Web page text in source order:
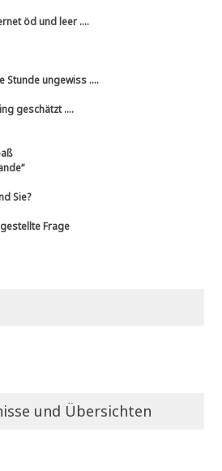
öd und leer ....
Stunde ungewiss ....
geschätzt ....
Sie?
Frage
und Übersichten